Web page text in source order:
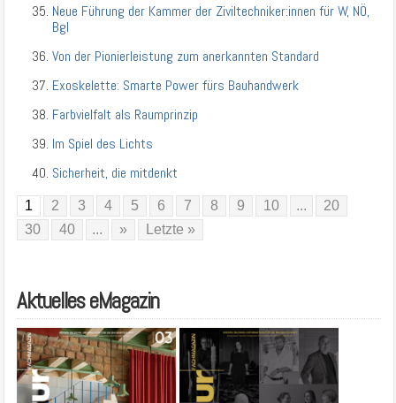
Neue Führung der Kammer der Ziviltechniker:innen für W, NÖ,
Bgl
Von der Pionierleistung zum anerkannten Standard
Exoskelette: Smarte Power fürs Bauhandwerk
Farbvielfalt als Raumprinzip
Im Spiel des Lichts
Sicherheit, die mitdenkt
1 2 3 4 5 6 7 8 9 10 ...
20
30
40 ... » Letzte »
Aktuelles eMagazin